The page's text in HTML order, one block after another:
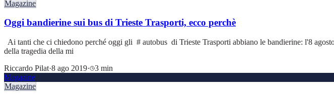
Magazine
Oggi bandierine sui bus di Trieste Trasporti, ecco perchè
Ai tanti che ci chiedono perché oggi gli # autobus di Trieste Trasporti abbiano le bandierine: l'8
della tragedia della mi
Riccardo Pilat·8 ago 2019·
3 min
Magazine
Magazine